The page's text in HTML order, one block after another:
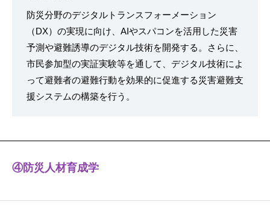
防災分野のデジタルトランスフォーメーション
（DX）の実現に向け、AIやスパコンを活用した災害
予測や避難誘導のデジタル技術を開発する。さらに、
市民参加型の実証実験等を通して、デジタル技術によ
って避難者の避難行動を効果的に促進する災害避難支
援システムの構築を行う。
④防災人材育成学